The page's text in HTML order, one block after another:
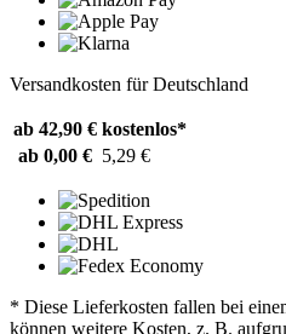
Versandkosten für Deutschland
ab 42,90 € kostenlos*
ab 0,00 € 5,29 €
* Diese Lieferkosten fallen bei
können weitere Kosten, z. B.